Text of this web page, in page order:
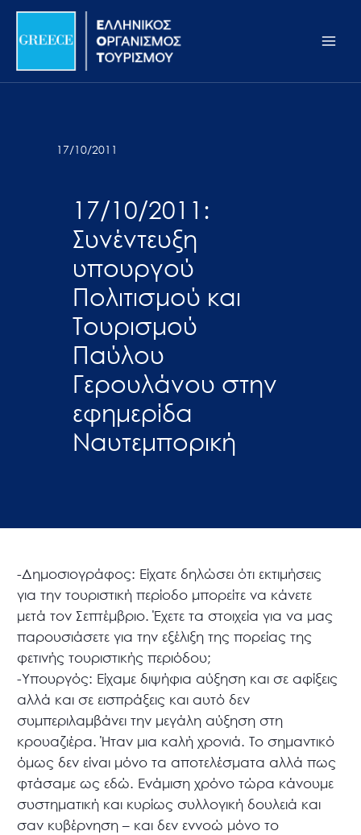
Σημείωση:
ιστότοπος
προσβασιμότητας.
Μετάβαση
περιεχόμενο
17/10/2011
17/10/2011:
Συνέντευξη
υπουργού
Πολιτισμού και
Τουρισμού
Παύλου
Γερουλάνου στην
εφημερίδα
Ναυτεμπορική
-Δημοσιογράφος: Είχατε δηλώσει ότι εκτιμήσεις
για την τουριστική περίοδο μπορείτε να κάνετε
μετά τον Σεπτέμβριο. Έχετε τα στοιχεία για να μας
παρουσιάσετε για την εξέλιξη της πορείας της
φετινής τουριστικής περιόδου;
-Υπουργός: Είχαμε διψήφια αύξηση και σε αφίξεις
αλλά και σε εισπράξεις και αυτό δεν
συμπεριλαμβάνει την μεγάλη αύξηση στη
κρουαζιέρα. Ήταν μια καλή χρονιά. Το σημαντικό
όμως δεν είναι μόνο τα αποτελέσματα αλλά πως
φτάσαμε ως εδώ. Ενάμιση χρόνο τώρα κάνουμε
συστηματική και κυρίως συλλογική δουλειά και
σαν κυβέρνηση – και δεν εννοώ μόνο το